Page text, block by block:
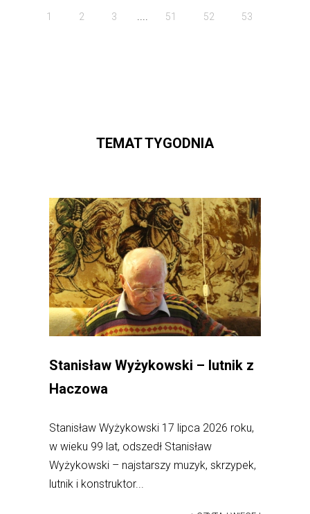
1 2 3 51 52 53
TEMAT TYGODNIA
Stanisław Wyżykowski – lutnik z
Haczowa
Stanisław Wyżykowski 17 lipca 2026 roku,
w wieku 99 lat, odszedł Stanisław
Wyżykowski – najstarszy muzyk, skrzypek,
lutnik i konstruktor...